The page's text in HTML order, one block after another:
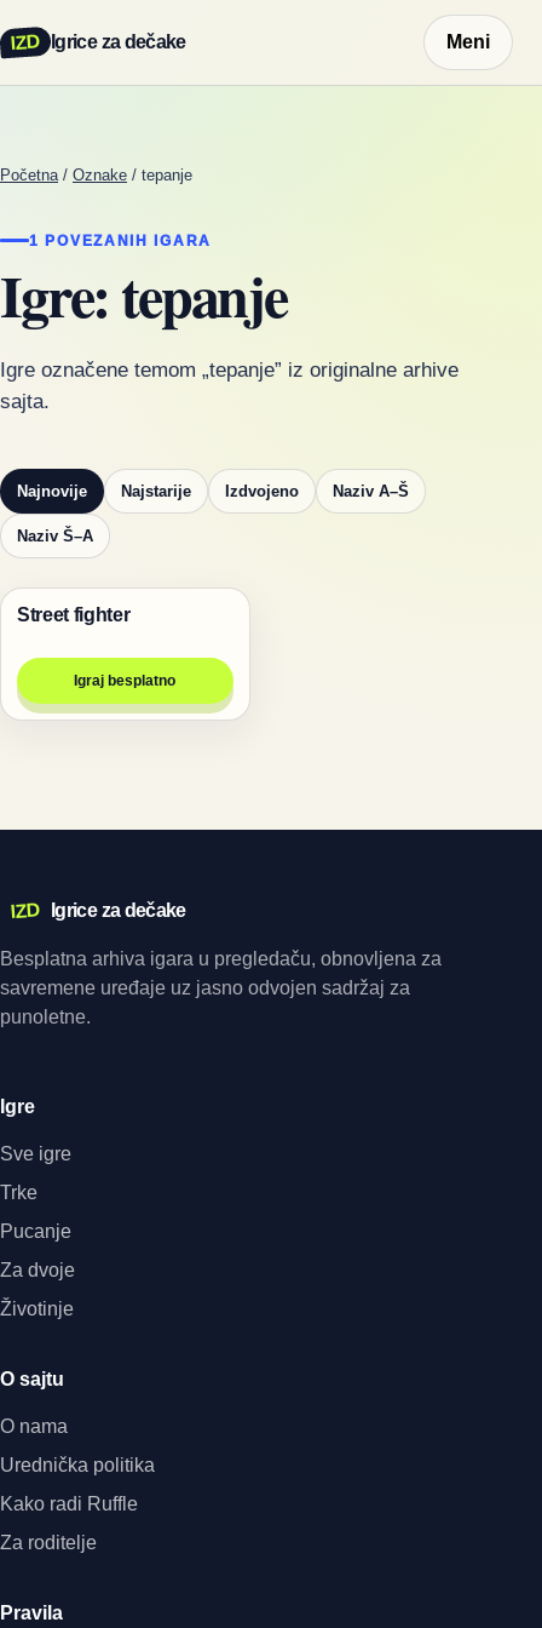
IZD Igrice za dečake Meni
Početna / Oznake / tepanje
1 POVEZANIH IGARA
Igre: tepanje
Igre označene temom „tepanje” iz originalne arhive
sajta.
Najnovije Najstarije Izdvojeno Naziv A–Š
Naziv Š–A
Igre za dvoje
Street fighter
Igraj besplatno
IZD Igrice za dečake
Besplatna arhiva igara u pregledaču, obnovljena za
savremene uređaje uz jasno odvojen sadržaj za
punoletne.
Igre
Sve igre
Trke
Pucanje
Za dvoje
Životinje
O sajtu
O nama
Urednička politika
Kako radi Ruffle
Za roditelje
Pravila